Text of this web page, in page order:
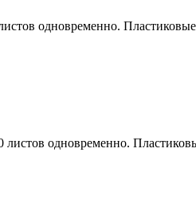
одновременно.
одновременно.